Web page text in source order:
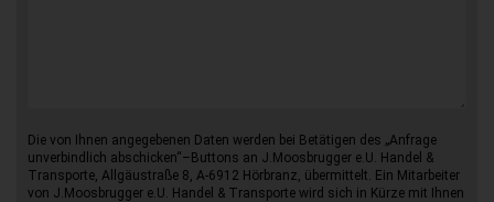
Die von Ihnen angegebenen Daten werden bei Betätigen des „Anfrage
unverbindlich abschicken“–Buttons an J.Moosbrugger e.U. Handel &
Transporte, Allgäustraße 8, A-6912 Hörbranz, übermittelt. Ein Mitarbeiter
von J.Moosbrugger e.U. Handel & Transporte wird sich in Kürze mit Ihnen